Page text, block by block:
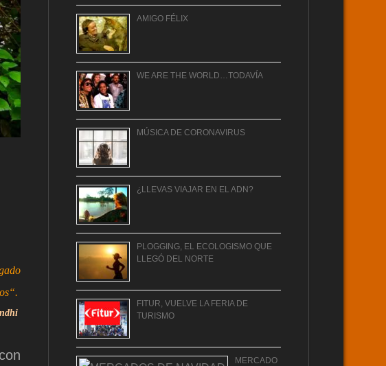
AMIGO FÉLIX
WE ARE THE WORLD…TODAVÍA
MÚSICA DE CORONAVIRUS
¿LLEVAS VIAJAR EN EL ADN?
PLOGGING, EL ECOLOGISMO QUE
LLEGÓ DEL NORTE
FITUR, VUELVE LA FERIA DE
TURISMO
MERCADO